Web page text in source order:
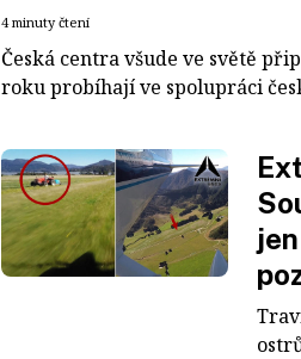
4 minuty čtení
Česká centra všude ve světě
roku probíhají ve spolupráci